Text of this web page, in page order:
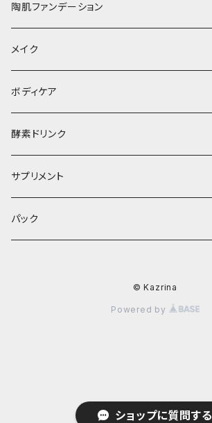
ショップに質問する
陶肌ファンデーション
メイク
ボディケア
酵素ドリンク
サプリメント
パック
© Kazrina
Powered by